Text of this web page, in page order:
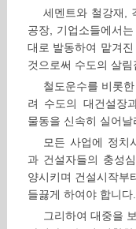
세멘트와 철강재,
공장, 기업소들에서
대로 발동하여 맡겨
것으로써 수도의 살
철도운수를 비롯
려 수도의 대건설장
물동을 신속히 실어날
모든 사업에 정치
과 건설자들의 충성
양시키며 건설시작부
들끓게 하여야 합니다.
그리하여 대중을